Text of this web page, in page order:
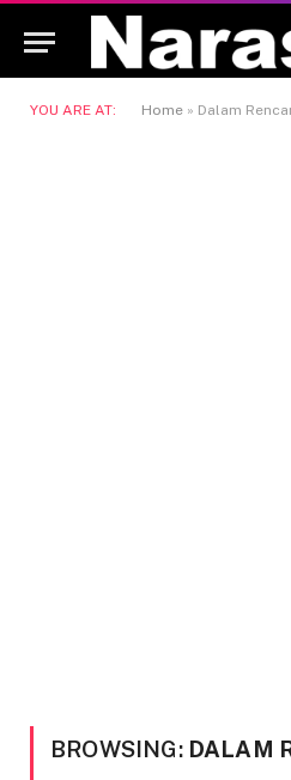
YOU ARE AT: Home » Dalam
BROWSING: DALAM